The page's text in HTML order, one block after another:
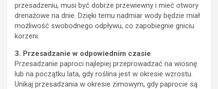
przesadzeniu, musi być dobrze przewiewny i mieć otwory
drenażowe na dnie. Dzięki temu nadmiar wody będzie miał
możliwość swobodnego odpływu, co zapobiegnie gniciu
korzeni.
3. Przesadzanie w odpowiednim czasie
Przesadzanie paproci najlepiej przeprowadzać na wiosnę
lub na początku lata, gdy roślina jest w okresie wzrostu.
Unikaj przesadzania w okresie zimowym, gdy paprocie są